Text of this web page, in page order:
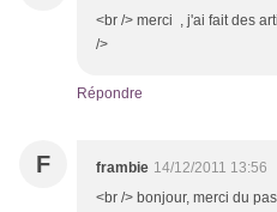
<br /> merci , j'ai fait des
/>
Répondre
F frambie 14/12/2011 13:56
<br /> bonjour, merci du